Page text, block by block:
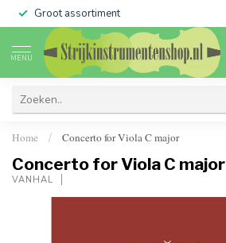
Groot assortiment
MENU
Home / Concerto for Viola C major
Concerto for Viola C major
VANHAL